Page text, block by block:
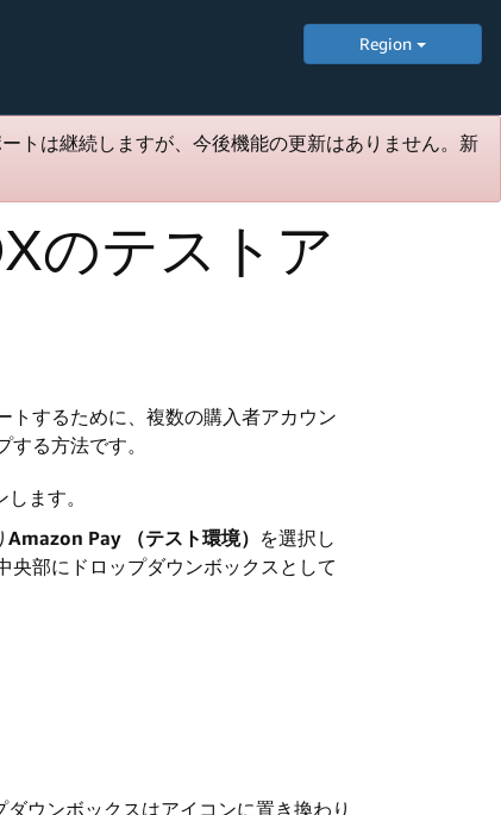
Region
トは継続しますが、今後機能の更新はありません。新
のテストア
トするために、複数の購入者アカウン
る方法です。
ます。
Amazon Pay （テスト環境） を選択し
央部にドロップダウンボックスとして
ダウンボックスはアイコンに置き換わり